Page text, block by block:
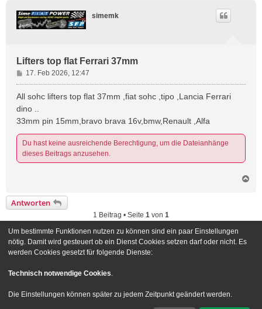
simemk
Lifters top flat Ferrari 37mm
B
e
i
a
g
17. Feb 2026, 12:47
All sohc lifters top flat 37mm ,fiat sohc ,tipo ,Lancia Ferrari
dino ..
33mm pin 15mm,bravo brava 16v,bmw,Renault ,Alfa
Du hast keine ausreichende Berechtigung, um die Dateianhänge
dieses Beitrags anzusehen.
Antworten
1 Beitrag • Seite 1 von 1
Gehe zu
Foren-Übersicht Kontakt
Powered byphpBB® Forum Software © phpBB Limited
Um bestimmte Funktionen nutzen zu können sind ein paar Einstellungen
nötig. Damit wird gesteuert ob ein Dienst Cookies setzen darf oder nicht. Es
werden Cookies gesetzt für folgende Dienste:
Technisch notwendige Cookies.
Die Einstellungen können später zu jedem Zeitpunkt geändert werden.